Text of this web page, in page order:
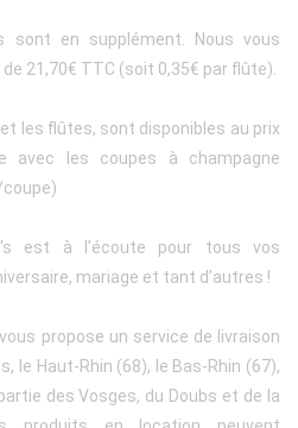
sont en supplément. Nous vous
21,70€ TTC (soit 0,35€ par flûte).
les flûtes, sont disponibles au prix
avec les coupes à champagne
coupe)
est à l’écoute pour tous vos
mariage et tant d’autres !
propose un service de livraison
le Haut-Rhin (68), le Bas-Rhin (67),
des Vosges, du Doubs et de la